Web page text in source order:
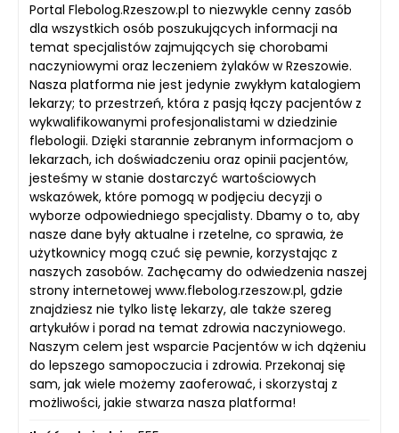
Portal Flebolog.Rzeszow.pl to niezwykle cenny zasób
dla wszystkich osób poszukujących informacji na
temat specjalistów zajmujących się chorobami
naczyniowymi oraz leczeniem żylaków w Rzeszowie.
Nasza platforma nie jest jedynie zwykłym katalogiem
lekarzy; to przestrzeń, która z pasją łączy pacjentów z
wykwalifikowanymi profesjonalistami w dziedzinie
flebologii. Dzięki starannie zebranym informacjom o
lekarzach, ich doświadczeniu oraz opinii pacjentów,
jesteśmy w stanie dostarczyć wartościowych
wskazówek, które pomogą w podjęciu decyzji o
wyborze odpowiedniego specjalisty. Dbamy o to, aby
nasze dane były aktualne i rzetelne, co sprawia, że
użytkownicy mogą czuć się pewnie, korzystając z
naszych zasobów. Zachęcamy do odwiedzenia naszej
strony internetowej www.flebolog.rzeszow.pl, gdzie
znajdziesz nie tylko listę lekarzy, ale także szereg
artykułów i porad na temat zdrowia naczyniowego.
Naszym celem jest wsparcie Pacjentów w ich dążeniu
do lepszego samopoczucia i zdrowia. Przekonaj się
sam, jak wiele możemy zaoferować, i skorzystaj z
możliwości, jakie stwarza nasza platforma!